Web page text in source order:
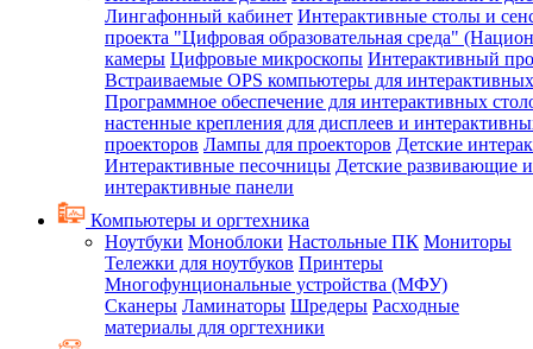
Лингафонный кабинет Интерактивные столы и
проекта "Цифровая образовательная среда"
камеры Цифровые микроскопы Интерактивный
Встраиваемые OPS компьютеры для
Программное обеспечение для интерактивных
настенные крепления для дисплеев и
проекторов Лампы для проекторов Детские
Интерактивные песочницы Детские развивающие
интерактивные панели
Компьютеры и оргтехника
Ноутбуки Моноблоки Настольные ПК Мониторы
Тележки для ноутбуков Принтеры
Многофунциональные устройства (МФУ)
Сканеры Ламинаторы Шредеры Расходные
материалы для оргтехники